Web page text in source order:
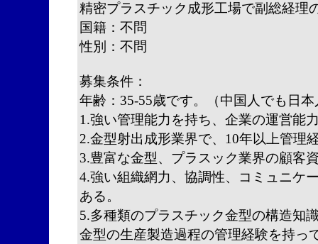
精密プラスチック成形工場で副総経理
国籍：不問
性別：不問
募集条件：
年齢：35-55歳です。（中国人でも日
1.強い管理能力を持ち、企業の運営能
2.金型射出成形業界で、10年以上管理
3.豊富な金型、プラスック業界の顧客
4.強い組織網力、協調性、コミュニケ
ある。
5.多種類のプラスチック金型の構造知
金型の生産製造過程の管理経験を持っ